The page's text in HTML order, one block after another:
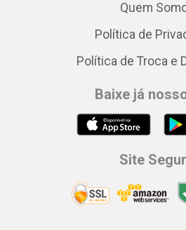
Quem
Política de
Política de Troca e
Baixe já
Site